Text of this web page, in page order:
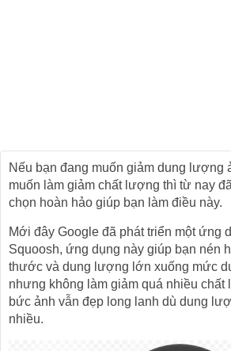
Nếu bạn đang muốn giảm dung lượng
muốn làm giảm chất lượng thì từ nay
chọn hoàn hảo giúp bạn làm điều này.
Mới đây Google đã phát triển một ứng
Squoosh, ứng dụng này giúp bạn nén
thước và dung lượng lớn xuống mức
nhưng không làm giảm quá nhiều chất
bức ảnh vẫn đẹp long lanh dù dung
nhiều.